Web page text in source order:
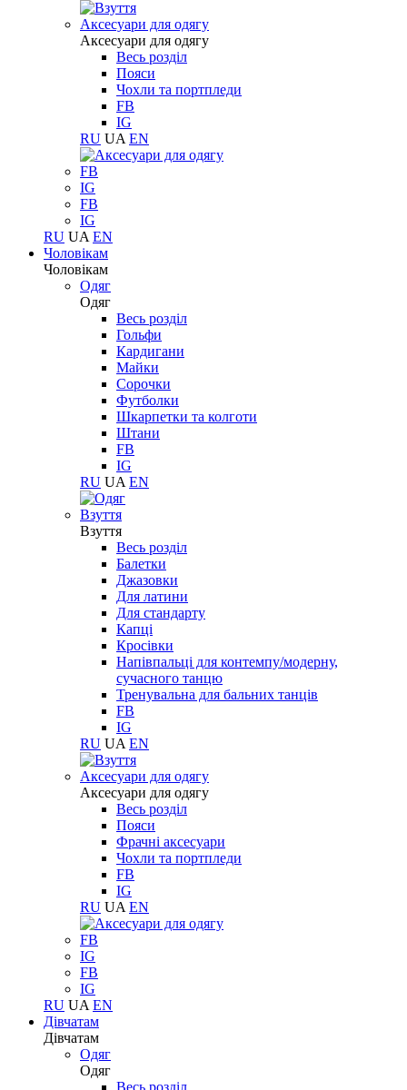
Aксесуари для одягу
Aксесуари для одягу
Весь розділ
Пояси
Чохли та портпледи
FB
IG
RU UA EN
FB
IG
FB
IG
RU UA EN
Чоловікам
Чоловікам
Одяг
Одяг
Весь розділ
Гольфи
Кардигани
Майки
Сорочки
Футболки
Шкарпетки та колготи
Штани
FB
IG
RU UA EN
Взуття
Взуття
Весь розділ
Балетки
Джазовки
Для латини
Для стандарту
Капці
Кросівки
Напівпальці для контемпу/модерну,
сучасного танцю
Тренувальна для бальних танців
FB
IG
RU UA EN
Aксесуари для одягу
Aксесуари для одягу
Весь розділ
Пояси
Фрачні аксесуари
Чохли та портпледи
FB
IG
RU UA EN
FB
IG
FB
IG
RU UA EN
Дівчатам
Дівчатам
Одяг
Одяг
Весь розділ